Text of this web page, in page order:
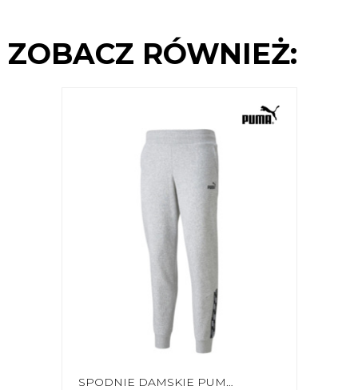
ZOBACZ RÓWNIEŻ:
SPODNIE DAMSKIE PUMA POWER PANTS FL SZARE 589546 04